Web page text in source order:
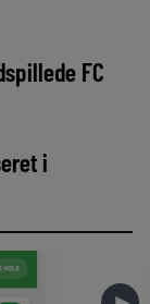
FC
i